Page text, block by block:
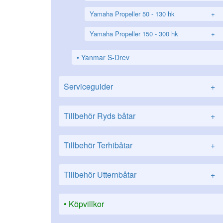
Yamaha Propeller 50 - 130 hk +
Yamaha Propeller 150 - 300 hk +
Yanmar S-Drev
Serviceguider +
Tillbehör Ryds båtar +
Tillbehör Terhibåtar +
Tillbehör Utternbåtar +
Köpvillkor